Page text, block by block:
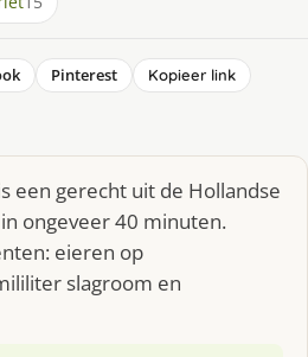
Pinterest
Kopieer link
een gerecht uit de Hollandse
ongeveer 40 minuten.
eieren op
slagroom en